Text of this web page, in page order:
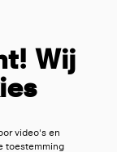
Wij
video's en
toestemming